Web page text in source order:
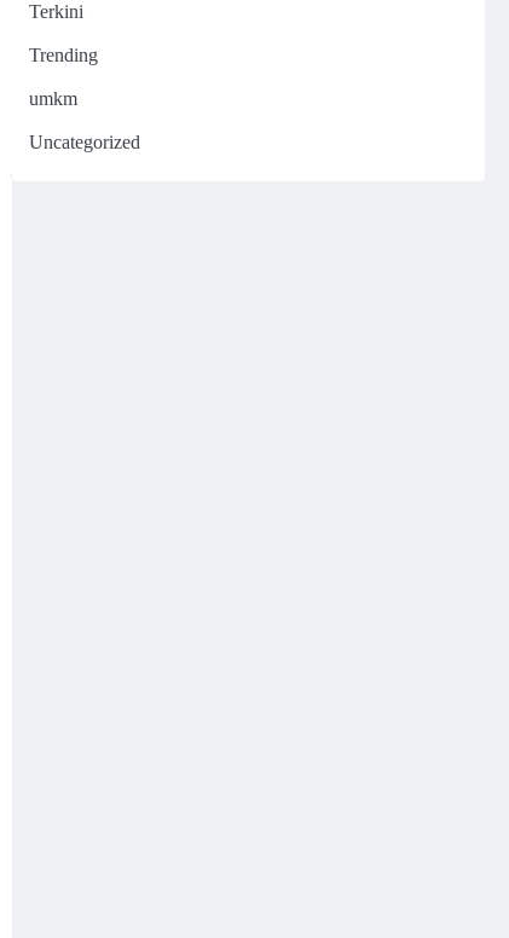
Terkini
Trending
umkm
Uncategorized